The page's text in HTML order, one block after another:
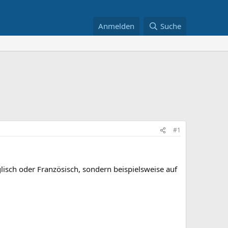
Anmelden Suche
#1
oder Französisch, sondern beispielsweise auf